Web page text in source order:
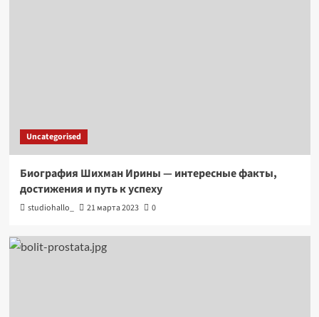
Uncategorised
Биография Шихман Ирины — интересные факты,
достижения и путь к успеху
studiohallo_ 21 марта 2023 0